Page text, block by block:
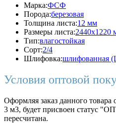
Марка:ФСФ
Порода:березовая
Толщина листа:12 мм
Размеры листа:2440x1220
Тип:влагостойкая
Сорт:2/4
Шлифовка:шлифованная
Условия оптовой
Оформляя заказ данного товара
3 м3, будет присвоен статус
пересчитана.